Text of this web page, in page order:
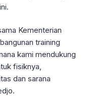
Kementerian
training
kami mendukung
fisiknya,
dan sarana